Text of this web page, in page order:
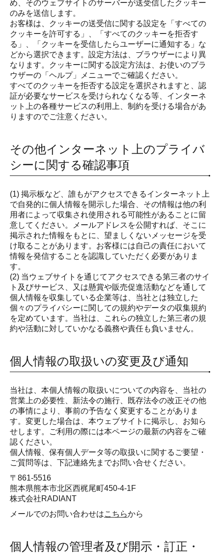
め、そのウェブサイトのサーバーが送受信したクッキー
のみを送信します。
お客様は、クッキーの送受信に関する設定を「すべての
クッキーを許可する」、「すべてのクッキーを拒否す
る」、「クッキーを受信したらユーザーに通知する」な
どから選択できます。設定方法は、ブラウザーにより異
なります。クッキーに関する設定方法は、お使いのブラ
ウザーの「ヘルプ」メニューでご確認ください。
すべてのクッキーを拒否する設定を選択されますと、認
証が必要なサービスを受けられなくなる等、インターネ
ット上の各種サービスの利用上、制約を受ける場合があ
りますのでご注意ください。
その他インターネット上のプライバ
シーに関する確認事項
(1) 掲示板など、誰もがアクセスできるインターネット上
で自発的に個人情報を開示した場合、その情報は他の利
用者によって収集され使用される可能性があることに留
意してください。メールアドレスを公開すれば、そこに
掲示された情報をもとに、望ましくないメッセージを受
け取ることがあります。お客様には自己の責任において
情報を発信することを認識していただく必要がありま
す。
(2) 当ウェブサイトを通じてアクセスできる第三者のサイ
ト及びサービス、又は懸賞や販売促進活動などを通して
個人情報を収集している企業等は、当社とは独立した
個々のプライバシーに関しての規約やデータの収集規約
を定めています。当社は、これらの独立した第三者の規
約や活動に対していかなる義務や責任も負いません。
個人情報の取扱いの変更及び通知
当社は、本個人情報の取扱いについての内容を、当社の
営業上の必要性、新法令の施行、既存法令の改正その他
の事情により、事前の予告なく変更することがありま
す。変更した場合は、本ウェブサイトに掲示し、お知ら
せします。ご利用の際には本ページの最新の内容をご確
認ください。
個人情報、保有個人データ等の取扱いに関するご要望・
ご質問等は、下記連絡先までお問い合せください。
〒861-5516
熊本県熊本市北区西梶尾町450-4-1F
株式会社RADIANT
メールでのお問い合わせはこちらから
個人情報の管理者及び開示・訂正・